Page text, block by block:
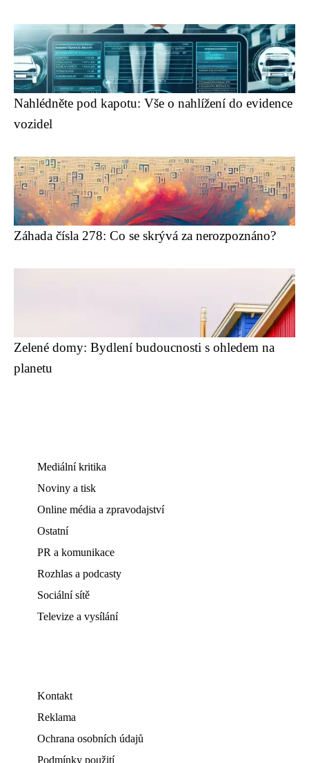
Nahlédněte pod kapotu: Vše o nahlížení do evidence
vozidel
Záhada čísla 278: Co se skrývá za nerozpoznáno?
Zelené domy: Bydlení budoucnosti s ohledem na
planetu
Mediální kritika
Noviny a tisk
Online média a zpravodajství
Ostatní
PR a komunikace
Rozhlas a podcasty
Sociální sítě
Televize a vysílání
Kontakt
Reklama
Ochrana osobních údajů
Podmínky použití